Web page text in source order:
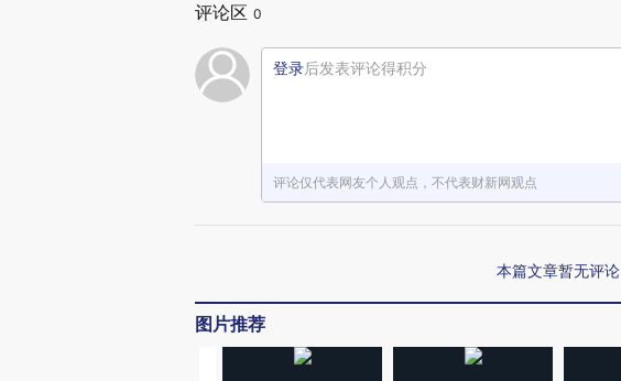
赞赏激励一下
评论区 0
登录后发表评论得积分
评论仅代表网友个人观点，不代表财新网观点
本篇文章暂无评论
图片推荐